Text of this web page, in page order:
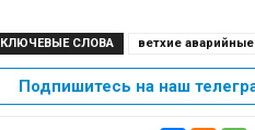
КЛЮЧЕВЫЕ СЛОВА ветхие
Подпишитесь на наш